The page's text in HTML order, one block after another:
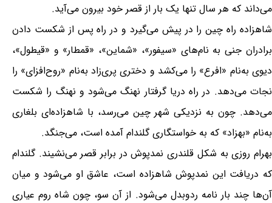
می‌داند که هر سال تنها یک بار از قصر خود بیرون می‌آید.
شاهزاده راه چین را در پیش می‌گیرد و در راه پس از شکست دادن
برادران جنی به نام‌های «سیفور»، «شماین»، «قمطار» و «قیطول»،
دیوی به‌نام «افرع» را می‌کشد و دختری پری‌زاد به‌نام «روح‌افزای» را
نجات می‌دهد. در راه دریا گرفتار نهنگ می‌شود و نهنگ را شکست
می‌دهد. چون به نزدیکی شهر چین می‌رسد، با شاهزاده‌ای بلغاری
به‌نام «بهزاد» که به خواستگاری گلندام آمده است، می‌جنگد.
بهرام روزی به شکل قلندری نمدپوش در برابر قصر می‌نشیند. گلندام
که دریافت این نمدپوش شاهزاده است، عاشق او می‌شود و میان
آن‌ها چند بار نامه ردوبدل می‌شود. از آن سو، چون شاه روم عیاری